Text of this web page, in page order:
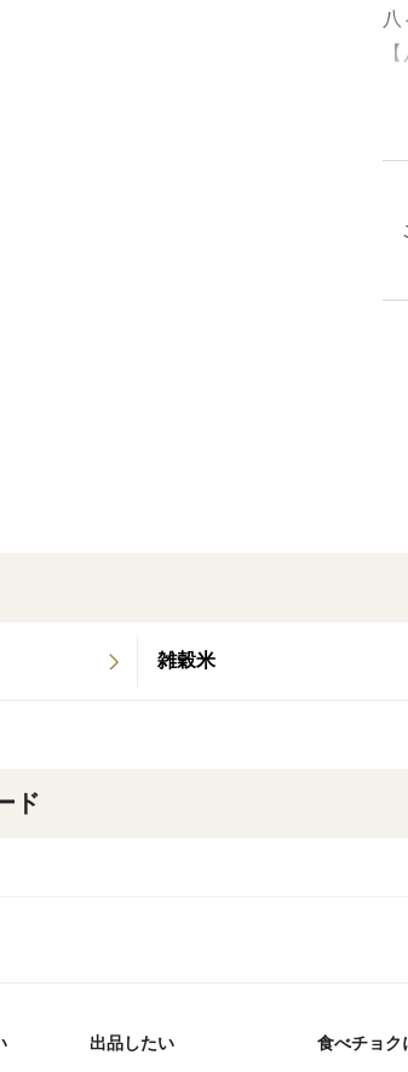
雑穀米
ド
出品したい 食べチョク